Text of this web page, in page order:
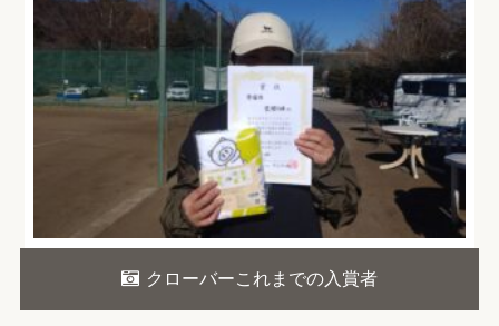
クローバーこれまでの入賞者